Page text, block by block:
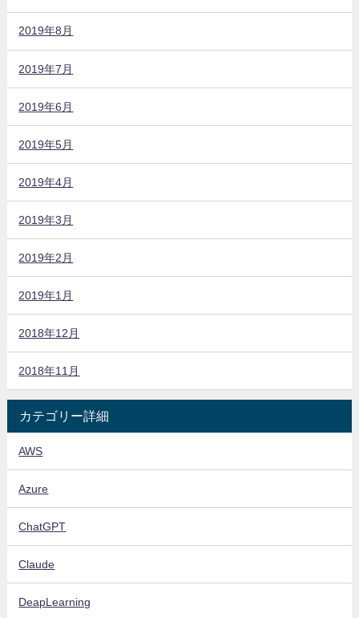
2019年8月
2019年7月
2019年6月
2019年5月
2019年4月
2019年3月
2019年2月
2019年1月
2018年12月
2018年11月
カテゴリー詳細
AWS
Azure
ChatGPT
Claude
DeapLearning